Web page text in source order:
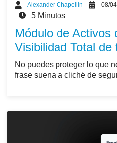
Alexander Chapellin 08/
5 Minutos
Módulo de Activos
Visibilidad Total de
No puedes proteger lo que
frase suena a cliché de